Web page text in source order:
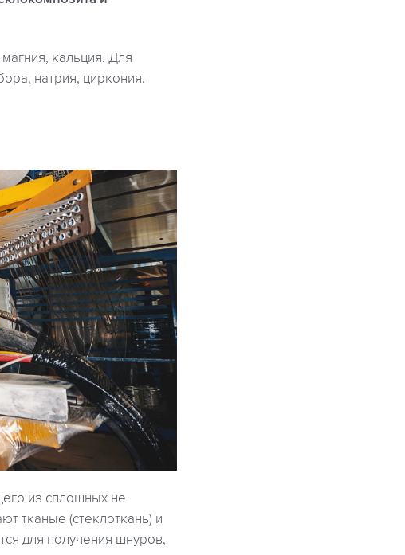
кальция. Для
натрия, циркония.
из сплошных не
тканые (стеклоткань) и
для получения шнуров,